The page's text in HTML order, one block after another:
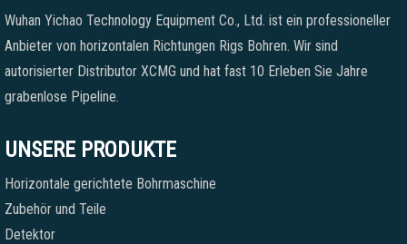
Wuhan Yichao Technology Equipment Co., Ltd. ist ein professioneller
Anbieter von horizontalen Richtungen Rigs Bohren. Wir sind
autorisierter Distributor XCMG und hat fast 10 Erleben Sie Jahre
grabenlose Pipeline.
UNSERE PRODUKTE
Horizontale gerichtete Bohrmaschine
Zubehör und Teile
Detektor